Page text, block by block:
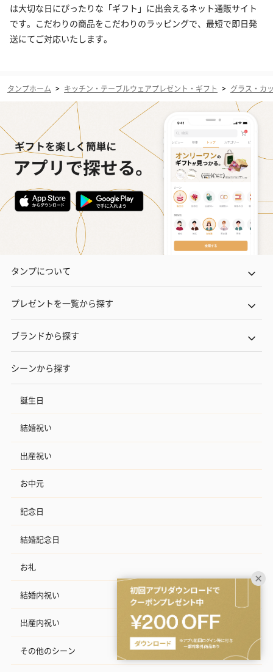
は大切な日にぴったりな「ギフト」に出会えるネット通販サイト
です。こだわりの商品をこだわりのラッピングで、最短で即日発
送にてご対応いたします。
タンプホーム > キッチン・テーブルウェアプレゼント・ギフト > グラス・カ
タンプについて
プレゼントを一覧から探す
ブランドから探す
シーンから探す
誕生日
結婚祝い
出産祝い
お中元
記念日
結婚記念日
お礼
結婚内祝い
出産内祝い
その他のシーン